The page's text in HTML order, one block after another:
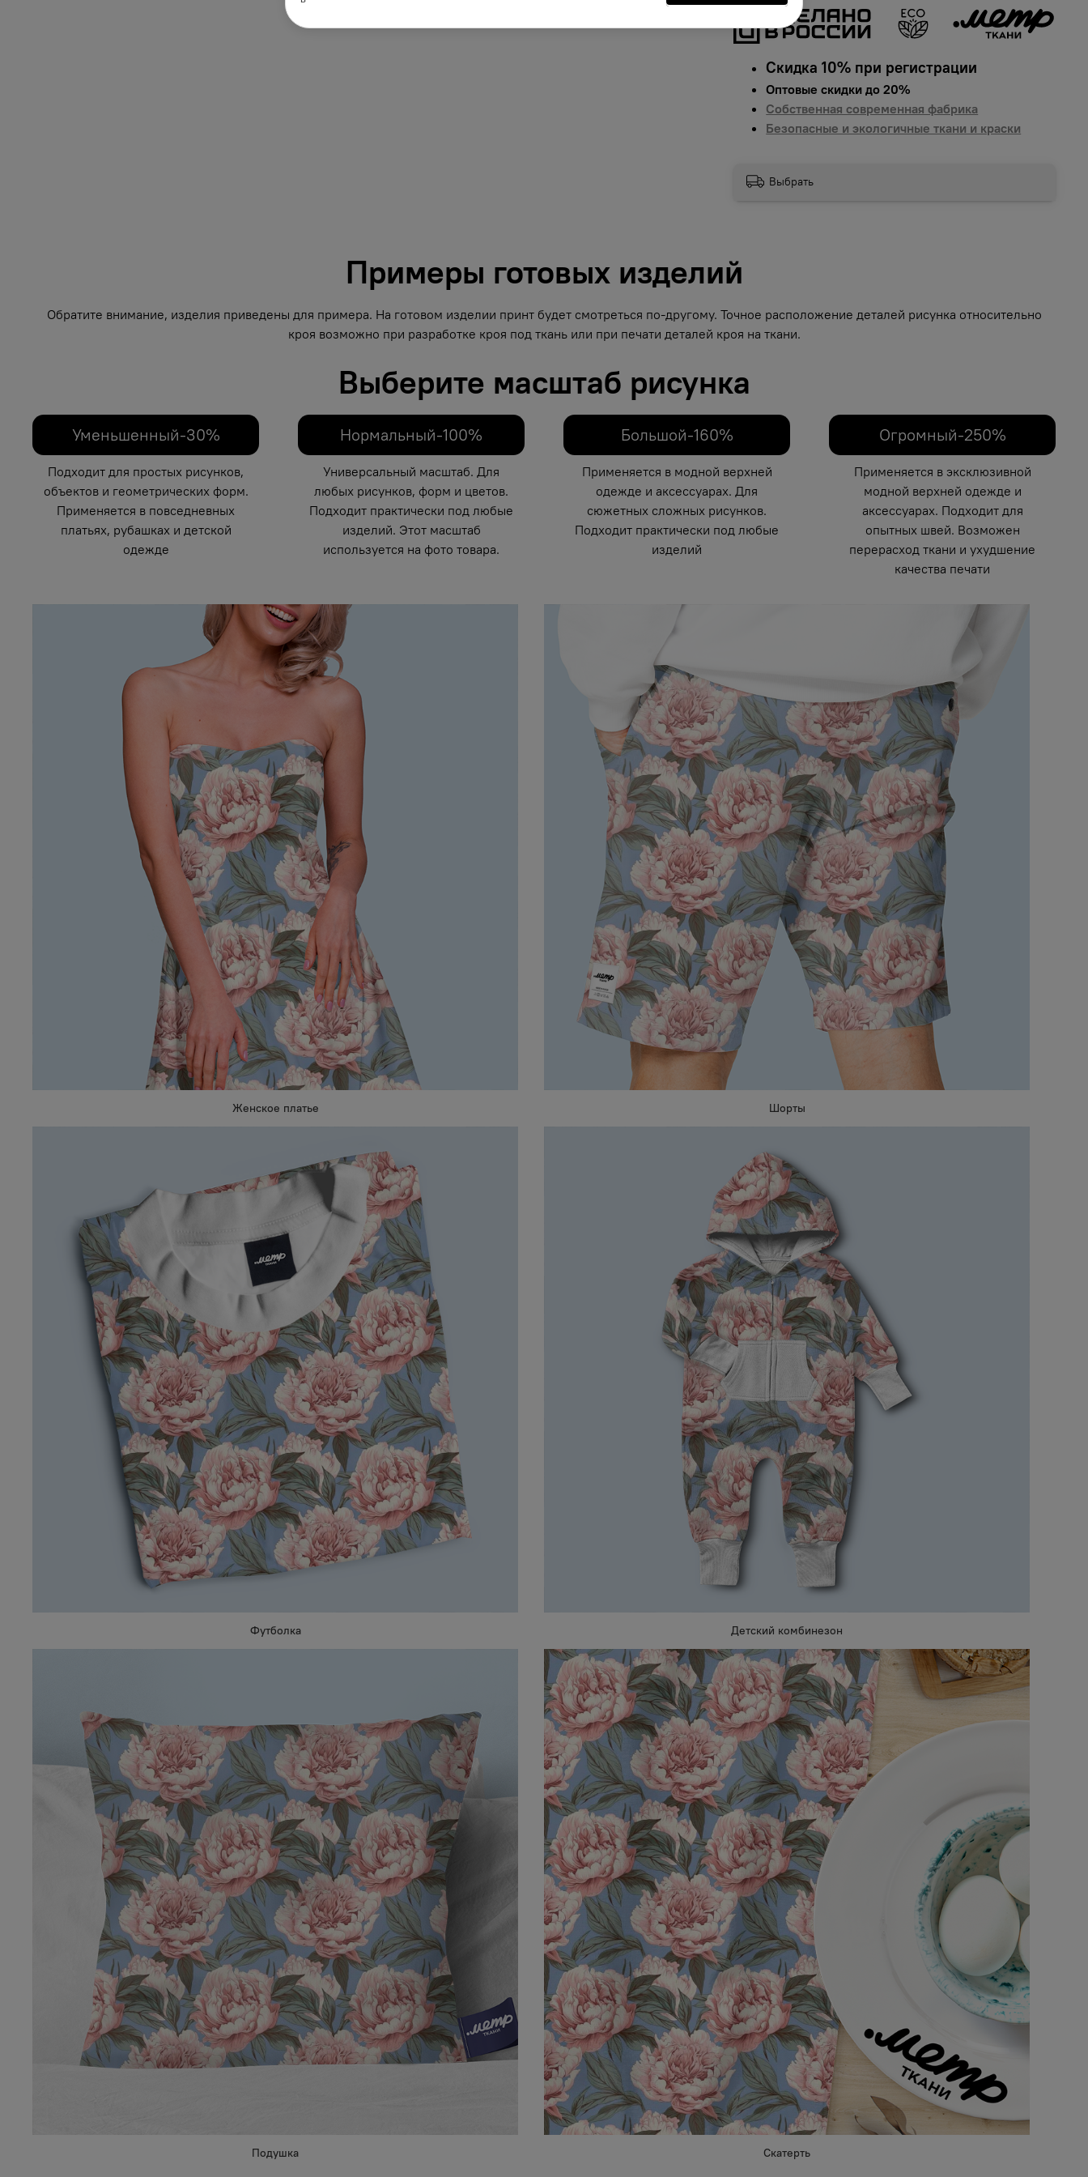
Скидка 10% при регистрации
Оптовые скидки до 20%
Собственная современная фабрика
Безопасные и экологичные ткани и краски
Выбрать
Примеры готовых изделий
Обратите внимание, изделия приведены для примера. На готовом изделии принт будет смотреться по-другому. Точное расположение деталей рисунка относительно
кроя возможно при разработке кроя под ткань или при печати деталей кроя на ткани.
Выберите масштаб рисунка
Уменьшенный-30%
Подходит для простых рисунков,
объектов и геометрических форм.
Применяется в повседневных
платьях, рубашках и детской
одежде
Нормальный-100%
Универсальный масштаб. Для
любых рисунков, форм и цветов.
Подходит практически под любые
изделий. Этот масштаб
используется на фото товара.
Большой-160%
Применяется в модной верхней
одежде и аксессуарах. Для
сюжетных сложных рисунков.
Подходит практически под любые
изделий
Огромный-250%
Применяется в эксклюзивной
модной верхней одежде и
аксессуарах. Подходит для
опытных швей. Возможен
перерасход ткани и ухудшение
качества печати
Женское платье Шорты
Футболка Детский комбинезон
Подушка Скатерть